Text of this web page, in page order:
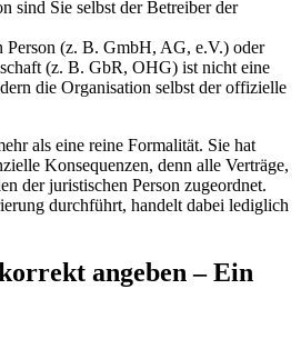
sind Sie selbst der Betreiber der
Person (z. B. GmbH, AG, e.V.) oder
(z. B. GbR, OHG) ist nicht eine
die Organisation selbst der offizielle
als eine reine Formalität. Sie hat
Konsequenzen, denn alle Verträge,
der juristischen Person zugeordnet.
durchführt, handelt dabei lediglich
angeben – Ein